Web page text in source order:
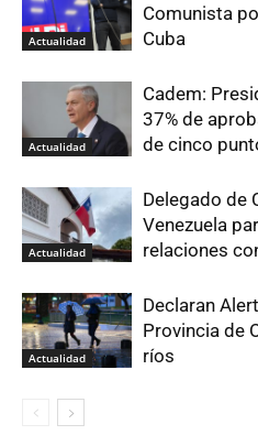
Actualidad
Comunista
Cuba
Actualidad
Cadem:
37% de
de cinco
Actualidad
Delegado de
Venezuela
relaciones
Actualidad
Declaran
Provincia de
ríos